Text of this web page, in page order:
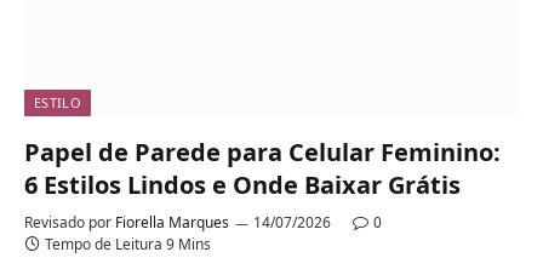
ESTILO
Papel de Parede para Celular Feminino:
6 Estilos Lindos e Onde Baixar Grátis
Revisado por Fiorella Marques 14/07/2026
0
Tempo de Leitura 9 Mins